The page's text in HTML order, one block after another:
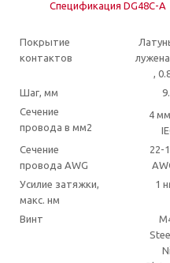
Спецификация DG48C-A
Покрытие
контактов
,
Шаг, мм
Сечение
провода в мм2
4 мм
Сечение
провода AWG
22-
Усилие затяжки,
макс. нм
1
Винт